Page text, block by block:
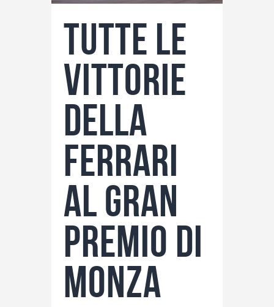
Lo Sapevi Che
Fantacalcio
I consigli di Giulia
Serie A
Tutte le
vittorie
della
Ferrari
al Gran
Premio di
Monza